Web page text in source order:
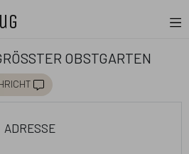
Obstgarten
adresse